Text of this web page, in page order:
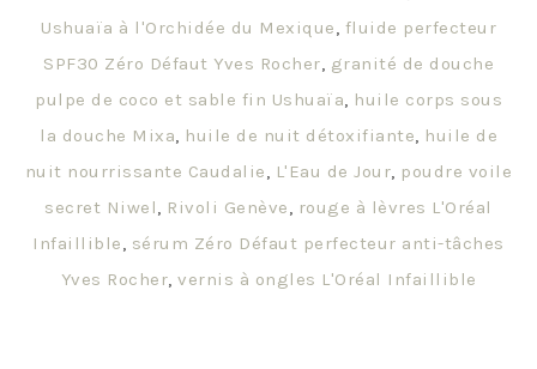
Ushuaïa à l'Orchidée du Mexique fluide perfecteur
SPF30 Zéro Défaut Yves Rocher granité de douche
pulpe de coco et sable fin Ushuaïa
huile corps sous
la douche Mixa
huile de nuit détoxifiante
huile de
nuit nourrissante Caudalie
L'Eau de Jour poudre voile
secret Niwel
Rivoli Genève
rouge à lèvres L'Oréal
Infaillible
sérum Zéro Défaut perfecteur anti-tâches
Yves Rocher vernis à ongles L'Oréal Infaillible